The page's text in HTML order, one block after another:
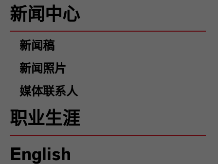
新闻中心
新闻稿
新闻照片
媒体联系人
职业生涯
English